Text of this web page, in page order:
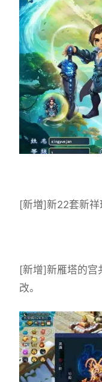
[新増]新22套新
[新增]新雁塔的宫
改。